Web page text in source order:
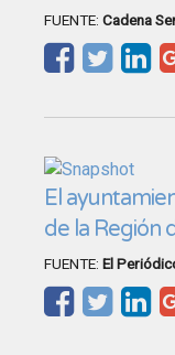
FUENTE: Cadena
El
de la Región
FUENTE: El